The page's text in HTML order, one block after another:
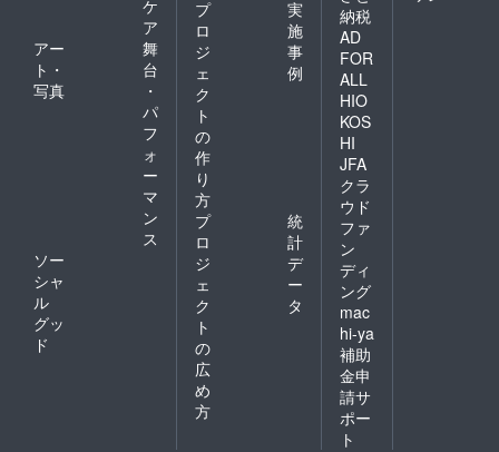
ケ
ア
アー
ト・
写真
舞
台
・
パ
フ
ォ
ー
マ
ン
ス
ソー
シャ
ル
グッ
ド
プ
ロ
ジ
ェ
ク
ト
の
作
り
方
実
施
事
例
プ
ロ
ジ
ェ
ク
ト
の
広
め
方
統
計
デ
ー
タ
納税
AD
FOR
ALL
HIO
KOS
HI
JFA
クラ
ウド
ファ
ン
ディ
ング
mac
hi-ya
補助
金申
請サ
ポー
ト